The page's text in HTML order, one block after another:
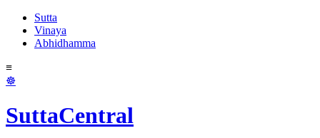
Sutta
Vinaya
Abhidhamma
≡
☸
SuttaCentral